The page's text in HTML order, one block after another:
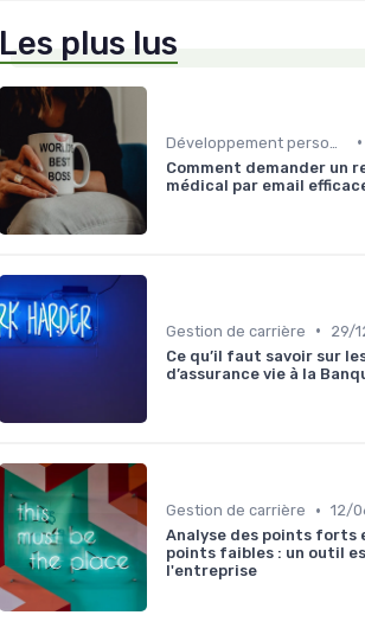
Les plus lus
•
Comment demander un
médical par email
Gestion de carrière •
29/
Ce qu’il faut savoir sur
d’assurance vie à la
Gestion de carrière • 12/
Analyse des points forts
points faibles : un outil
l'entreprise